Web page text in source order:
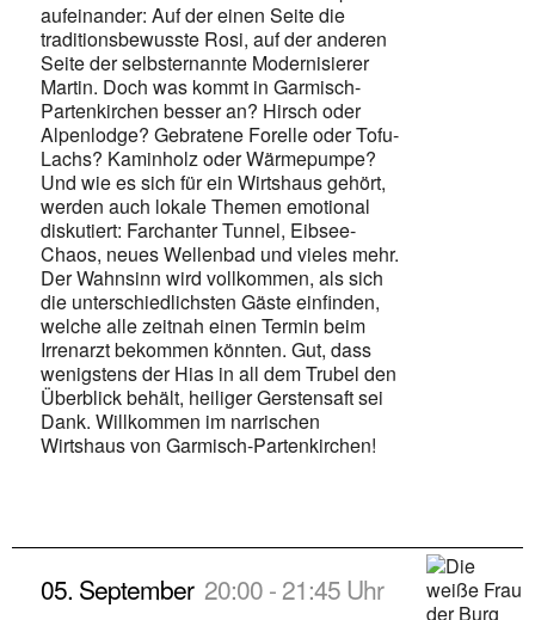
aufeinander: Auf der einen Seite die
traditionsbewusste Rosi, auf der anderen
Seite der selbsternannte Modernisierer
Martin. Doch was kommt in Garmisch-
Partenkirchen besser an? Hirsch oder
Alpenlodge? Gebratene Forelle oder Tofu-
Lachs? Kaminholz oder Wärmepumpe?
Und wie es sich für ein Wirtshaus gehört,
werden auch lokale Themen emotional
diskutiert: Farchanter Tunnel, Eibsee-
Chaos, neues Wellenbad und vieles mehr.
Der Wahnsinn wird vollkommen, als sich
die unterschiedlichsten Gäste einfinden,
welche alle zeitnah einen Termin beim
Irrenarzt bekommen könnten. Gut, dass
wenigstens der Hias in all dem Trubel den
Überblick behält, heiliger Gerstensaft sei
Dank. Willkommen im narrischen
Wirtshaus von Garmisch-Partenkirchen!
05. September 20:00 - 21:45 Uhr